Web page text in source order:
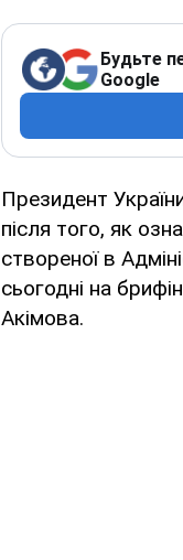
Будьте
Google
Президент
після того, як
створеної в
сьогодні на
Акімова.